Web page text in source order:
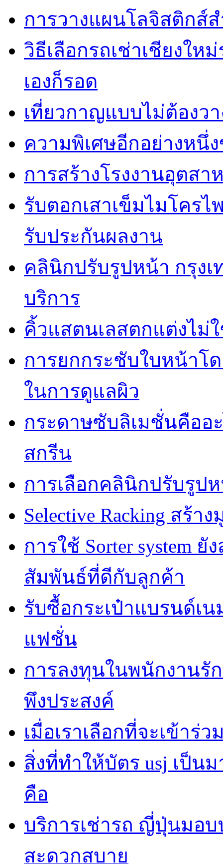
การวางแผนโลจิสติกส์
วิธีเลือกรถเช่าเชียงให
เองก็รอด
เที่ยวกาญแบบไม่ต้องว
ความพิเศษอีกอย่างหนึ่
การสร้างโรงงานอุตสา
รับตอกเสาเข็มไมโคร
รับประกันผลงาน
คลินิกปรับรูปหน้า กรุง
บริการ
คิ้วแสตนเลสตกแต่งไม่
การยกกระชับใบหน้าโ
ในการดูแลผิว
กระดาษซับลิเมชั่นคืออ
สกรีน
การเลือกคลินิกปรับรูปห
Selective Racking สร้
การใช้ Sorter system
สัมพันธ์ที่ดีกับลูกค้า
รับซื้อกระเป๋าแบรนด์เ
แฟชั่น
การลงทุนในพนักงานรั
พึงประสงค์
เมื่อเราเลือกที่จะเข้าร่
สิ่งที่ทำให้บัตร usj เป็น
คือ
บริการเช่ารถ ญี่ปุ่นมอ
สะดวกสบาย